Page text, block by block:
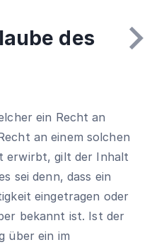
des
ein Recht an
an einem solchen
erwirbt, gilt der Inhalt
sei denn, dass ein
eingetragen oder
bekannt ist. Ist der
über ein im